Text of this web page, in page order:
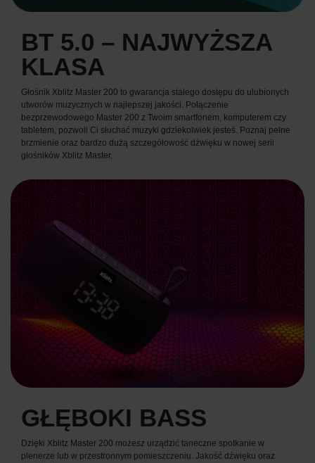
BT 5.0 – NAJWYŻSZA
KLASA
Głośnik Xblitz Master 200 to gwarancja stałego dostępu do ulubionych
utworów muzycznych w najlepszej jakości. Połączenie
bezprzewodowego Master 200 z Twoim smartfonem, komputerem czy
tabletem, pozwoli Ci słuchać muzyki gdziekolwiek jesteś. Poznaj pełne
brzmienie oraz bardzo dużą szczegółowość dźwięku w nowej serii
głośników Xblitz Master.
GŁĘBOKI BASS
Dzięki Xblitz Master 200 możesz urządzić taneczne spotkanie w
plenerze lub w przestronnym pomieszczeniu. Jakość dźwięku oraz